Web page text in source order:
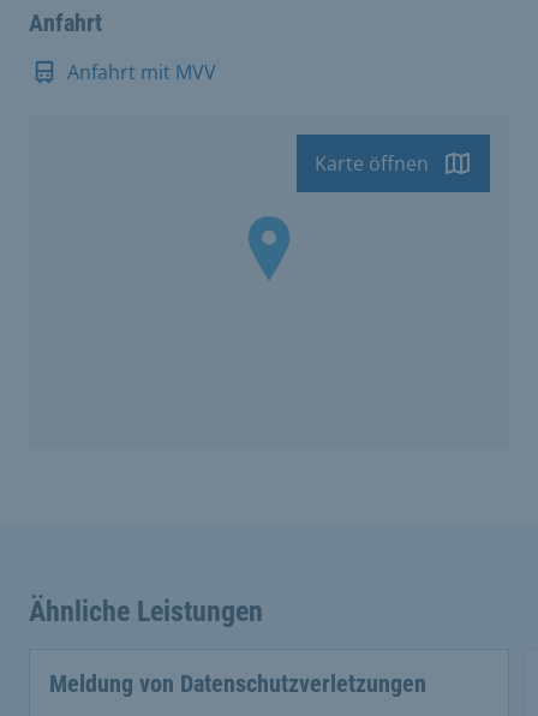
Anfahrt
Anfahrt mit MVV
Karte öffnen
Ähnliche Leistungen
Meldung von Datenschutzverletzungen